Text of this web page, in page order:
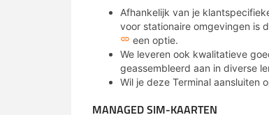
Afhankelijk van je
voor stationaire omgevingen is
een optie.
We leveren ook kwalitatieve
geassembleerd aan in diverse
Wil je deze Terminal aansluiten
MANAGED SIM-KAARTEN